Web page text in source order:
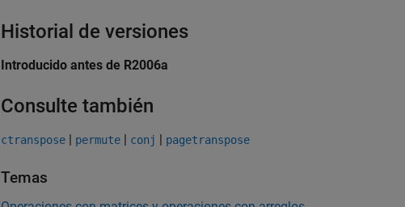
Historial de versiones
Introducido antes de R2006a
Consulte también
ctranspose | permute | conj | pagetranspose
Temas